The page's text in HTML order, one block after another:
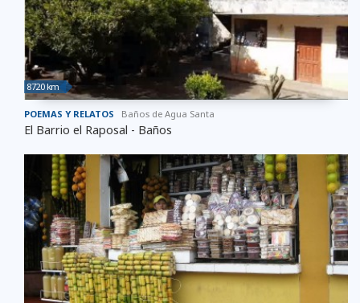
8720 km
POEMAS Y RELATOS Baños de Agua Santa
El Barrio el Raposal - Baños